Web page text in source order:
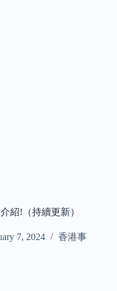
紹!（持續更新）
7, 2024 香港事